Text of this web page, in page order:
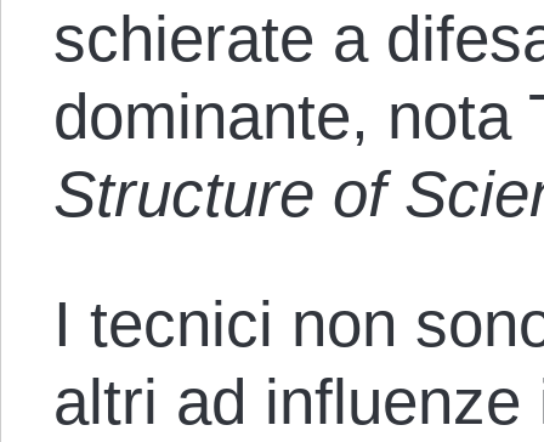
schierate a
dominante,
Structure of
I tecnici non
altri ad